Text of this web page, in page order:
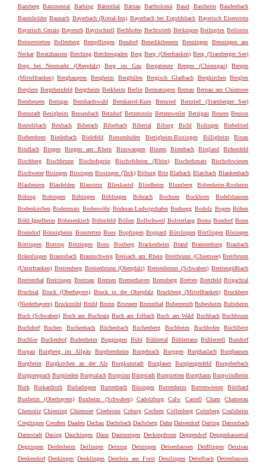
Bamberg
Bammental Barbing Bärenthal Bärnau Bartholomä Basel Bastheim
Baudenbach
Baumholder Baunach Bayerbach (Rottal-Inn) Bayerbach bei Ergoldsbach Bayerisch Eisenstein
Bayerisch Gmain Bayreuth Bayrischzell Bechhofen Bechtsrieth Beckingen Beilngries Beilstein
Beimerstetten
Bellenberg Bempflingen Bendorf Benediktbeuern Benningen
Benningen am
Neckar Beratzhausen Berching Berchtesgaden Berg Berg (Oberfranken) Berg (Starnberger See)
Berg bei Neumarkt (Oberpfalz)
Berg im Gau Bergatreute Bergen (Chiemgau)
Bergen
(Mittelfranken)
Berghaupten Bergheim Berghülen Bergisch Gladbach Bergkirchen
Berglen
Berglern Bergrheinfeld Bergtheim Berkheim Berlin Bermatingen Bernau Bernau am Chiemsee
Bernbeuren
Berngau Bernhardswald Bernkastel-Kues Bernried
Bernried (Starnberger See)
Bernstadt Besigheim Bessenbach Betzdorf Betzenstein Betzenweiler Betzigau Beuren Beuron
Beutelsbach
Bexbach Biberach Biberbach Bibertal Biburg Bichl Bidingen
Biebelried
Bieberehren
Biederbach Bielefeld Biessenhofen Bietigheim-Bissingen Billigheim
Binau
Bindlach
Bingen Bingen am Rhein Binswangen Binzen Birenbach Birgland
Birkenfeld
Bischberg
Bischbrunn Bischofsgrün Bischofsheim (Rhön) Bischofsmais
Bischofswiesen
Bischweier Bisingen Bissingen Bissingen (Teck) Bitburg Bitz Blaibach Blaichach Blankenbach
Blaubeuren
Blaufelden Blaustein Blieskastel Blindheim Blumberg
Bobenheim-Roxheim
Böbing
Bobingen Böbingen Böblingen Böbrach Bochum Bockhorn
Bodelshausen
Bodenkirchen Bodenmais Bodenwöhr Bodman-Ludwigshafen Bodnegg Bodolz Bogen Böhen
Böhl-Iggelheim Böhmenkirch Böhmfeld Böllen Bollschweil Bolsterlang Boms Bondorf Bonn
Bonndorf Bönnigheim Bonstetten Boos Bopfingen Boppard Börslingen Börtlingen Bösingen
Böttingen
Bottrop Bötzingen Bous Boxberg Brackenheim Brand Brannenburg
Braubach
Bräunlingen Braunsbach Braunschweig Breisach am Rhein Breitbrunn (Chiemsee) Breitbrunn
(Unterfranken) Breitenberg Breitenbrunn (Oberpfalz) Breitenbrunn (Schwaben) Breitengüßbach
Breitenthal Breitingen Breitnau Bremen Bremerhaven Brennberg Bretten Bretzfeld Brigachtal
Bruchsal
Bruck (Oberbayern) Bruck in der Oberpfalz Bruckberg (Mittelfranken) Bruckberg
(Niederbayern) Bruckmühl Brühl Brunn Brunnen Brunnthal Bubenreuth Bubesheim Bubsheim
Buch (Schwaben) Buch am Buchrain Buch am Erlbach Buch am Wald Buchbach Buchbrunn
Buchdorf
Buchen Buchenbach Büchenbach Buchenberg Buchheim Buchhofen
Büchlberg
Buchloe Buckenhof Budenheim Buggingen Bühl Bühlertal Bühlertann Bühlerzell
Bundorf
Burgau
Burgberg im Allgäu Burgbernheim Burgebrach Burggen Burghaslach
Burghausen
Burgheim
Burgkirchen an der Alz Burgkunstadt Burglauer Burglengenfeld
Burgoberbach
Burgpreppach Burgrieden Burgsalach Burgsinn Bürgstadt Burgstetten Burgthann Burgwindheim
Burk
Burkardroth Burladingen Burtenbach Büsingen Buttenheim Buttenwiesen
Bütthard
Buxheim (Oberbayern)
Buxheim (Schwaben) Cadolzburg Calw Castell Cham
Chamerau
Chemnitz Chieming Chiemsee Cleebronn Coburg Cochem Collenberg Colmberg Crailsheim
Creglingen Creußen Daaden Dachau Dachsbach Dachsberg Dahn Daisendorf Daiting Dammbach
Darmstadt Dasing Dauchingen Daun Dautmergen Deckenpfronn Deggendorf Deggenhausertal
Deggingen
Deidesheim Deilingen Deining Deiningen Deisenhausen Deißlingen
Deizisau
Denkendorf Denkingen Denklingen Dentlein am Forst Denzlingen Dettelbach Dettenhausen